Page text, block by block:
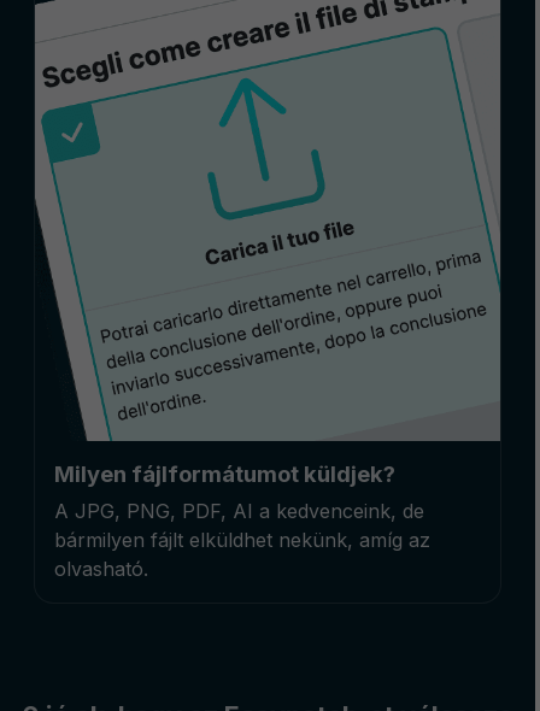
Milyen fájlformátumot küldjek?
A JPG, PNG, PDF, AI a kedvenceink, de
bármilyen fájlt elküldhet nekünk, amíg az
olvasható.